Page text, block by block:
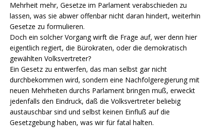
Mehrheit mehr, Gesetze im Parlament verabschieden zu
lassen, was sie abwer offenbar nicht daran hindert, weiterhin
Gesetze zu formulieren.
Doch ein solcher Vorgang wirft die Frage auf, wer denn hier
eigentlich regiert, die Bürokraten, oder die demokratisch
gewählten Volksvertreter?
Ein Gesetz zu entwerfen, das man selbst gar nicht
durchbekommen wird, sondern eine Nachfolgeregierung mit
neuen Mehrheiten durchs Parlament bringen muß, erweckt
jedenfalls den Eindruck, daß die Volksvertreter beliebig
austauschbar sind und selbst keinen Einfluß auf die
Gesetzgebung haben, was wir für fatal halten.